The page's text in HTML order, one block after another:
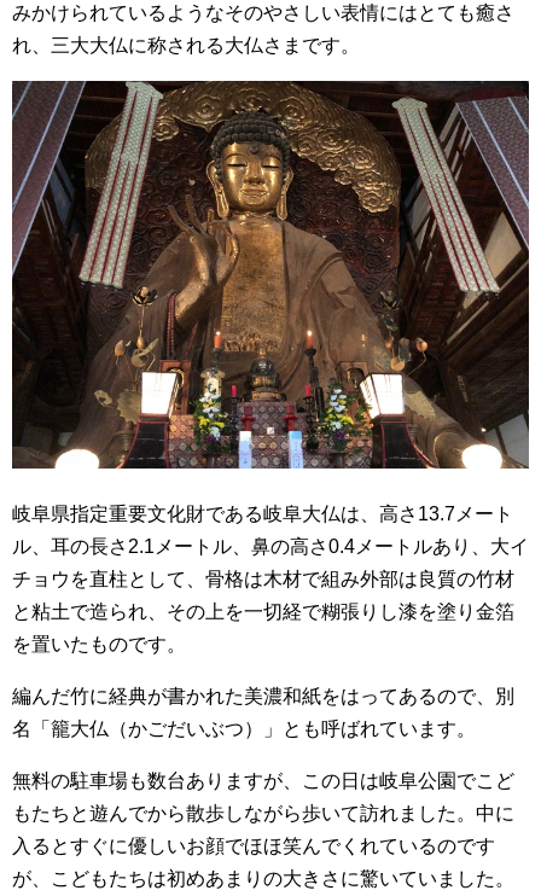
みかけられているようなそのやさしい表情にはとても癒さ
れ、三大大仏に称される大仏さまです。
岐阜県指定重要文化財である岐阜大仏は、高さ13.7メート
ル、耳の長さ2.1メートル、鼻の高さ0.4メートルあり、大イ
チョウを直柱として、骨格は木材で組み外部は良質の竹材
と粘土で造られ、その上を一切経で糊張りし漆を塗り金箔
を置いたものです。
編んだ竹に経典が書かれた美濃和紙をはってあるので、別
名「籠大仏（かごだいぶつ）」とも呼ばれています。
無料の駐車場も数台ありますが、この日は岐阜公園でこど
もたちと遊んでから散歩しながら歩いて訪れました。中に
入るとすぐに優しいお顔でほほ笑んでくれているのです
が、こどもたちは初めあまりの大きさに驚いていました。